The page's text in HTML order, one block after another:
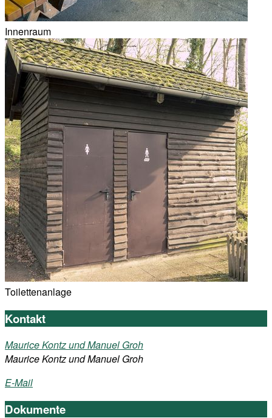
Innenraum
Toilettenanlage
Kontakt
Maurice Kontz und Manuel Groh
Maurice Kontz und Manuel Groh
E-Mail
Dokumente